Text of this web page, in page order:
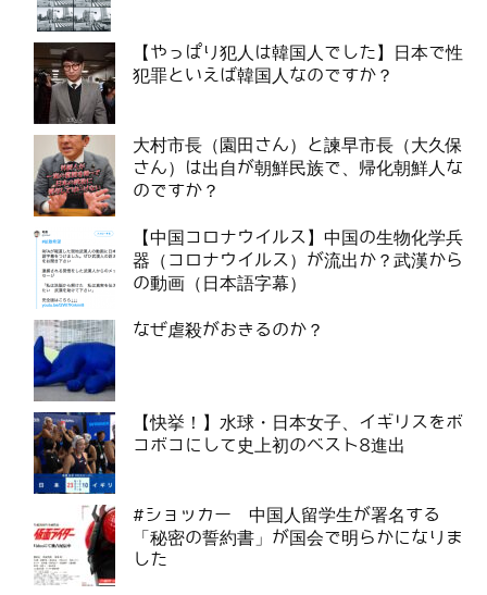
【やっぱり犯人は韓国人でした】日本で性
犯罪といえば韓国人なのですか？
大村市長（園田さん）と諫早市長（大久保
さん）は出自が朝鮮民族で、帰化朝鮮人な
のですか？
【中国コロナウイルス】中国の生物化学兵
器（コロナウイルス）が流出か？武漢から
の動画（日本語字幕）
なぜ虐殺がおきるのか？
【快挙！】水球・日本女子、イギリスをボ
コボコにして史上初のベスト8進出
#ショッカー 中国人留学生が署名する
「秘密の誓約書」が国会で明らかになりま
した